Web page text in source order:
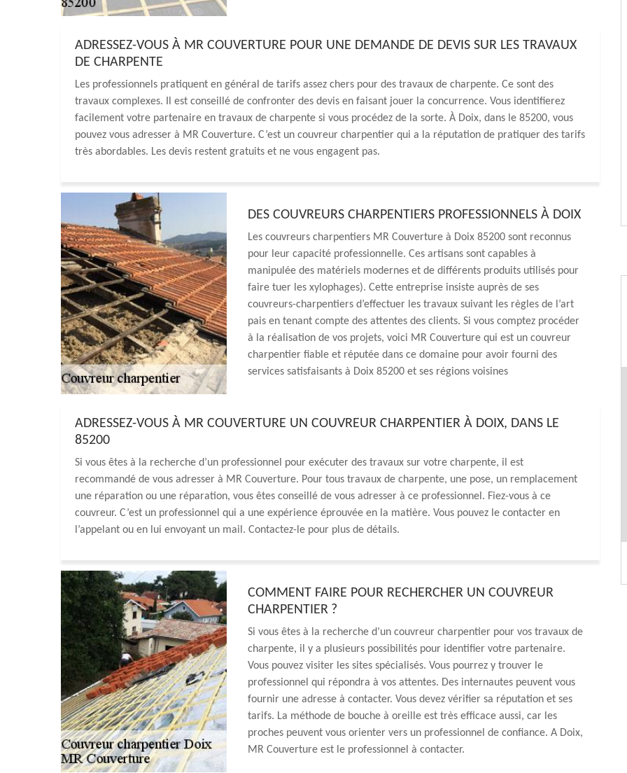
ADRESSEZ-VOUS À MR COUVERTURE POUR UNE DEMANDE DE DEVIS SUR LES TRAVAUX
DE CHARPENTE
Les professionnels pratiquent en général de tarifs assez chers pour des travaux de charpente. Ce sont des
travaux complexes. Il est conseillé de confronter des devis en faisant jouer la concurrence. Vous identifierez
facilement votre partenaire en travaux de charpente si vous procédez de la sorte. À Doix, dans le 85200, vous
pouvez vous adresser à MR Couverture. C’est un couvreur charpentier qui a la réputation de pratiquer des tarifs
très abordables. Les devis restent gratuits et ne vous engagent pas.
DES COUVREURS CHARPENTIERS PROFESSIONNELS À DOIX
Les couvreurs charpentiers MR Couverture à Doix 85200 sont reconnus
pour leur capacité professionnelle. Ces artisans sont capables à
manipulée des matériels modernes et de différents produits utilisés pour
faire tuer les xylophages). Cette entreprise insiste auprès de ses
couvreurs-charpentiers d’effectuer les travaux suivant les règles de l’art
pais en tenant compte des attentes des clients. Si vous comptez procéder
à la réalisation de vos projets, voici MR Couverture qui est un couvreur
charpentier fiable et réputée dans ce domaine pour avoir fourni des
services satisfaisants à Doix 85200 et ses régions voisines
ADRESSEZ-VOUS À MR COUVERTURE UN COUVREUR CHARPENTIER À DOIX, DANS LE
85200
Si vous êtes à la recherche d’un professionnel pour exécuter des travaux sur votre charpente, il est
recommandé de vous adresser à MR Couverture. Pour tous travaux de charpente, une pose, un remplacement
une réparation ou une réparation, vous êtes conseillé de vous adresser à ce professionnel. Fiez-vous à ce
couvreur. C’est un professionnel qui a une expérience éprouvée en la matière. Vous pouvez le contacter en
l’appelant ou en lui envoyant un mail. Contactez-le pour plus de détails.
COMMENT FAIRE POUR RECHERCHER UN COUVREUR
CHARPENTIER ?
Si vous êtes à la recherche d’un couvreur charpentier pour vos travaux de
charpente, il y a plusieurs possibilités pour identifier votre partenaire.
Vous pouvez visiter les sites spécialisés. Vous pourrez y trouver le
professionnel qui répondra à vos attentes. Des internautes peuvent vous
fournir une adresse à contacter. Vous devez vérifier sa réputation et ses
tarifs. La méthode de bouche à oreille est très efficace aussi, car les
proches peuvent vous orienter vers un professionnel de confiance. A Doix,
MR Couverture est le professionnel à contacter.